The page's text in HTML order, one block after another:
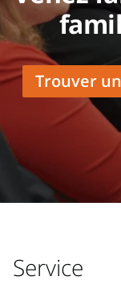
Trouver
Service